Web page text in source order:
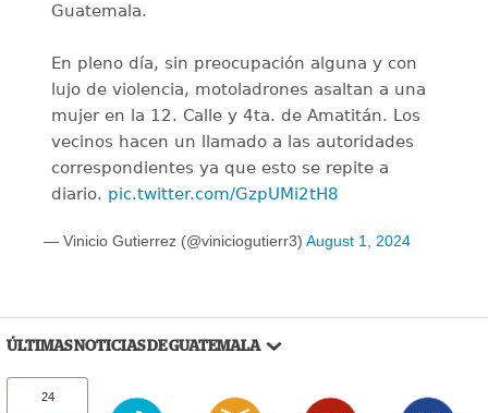
Guatemala.
En pleno día, sin preocupación alguna y con
lujo de violencia, motoladrones asaltan a una
mujer en la 12. Calle y 4ta. de Amatitán. Los
vecinos hacen un llamado a las autoridades
correspondientes ya que esto se repite a
diario. pic.twitter.com/GzpUMi2tH8
— Vinicio Gutierrez (@viniciogutierr3) August 1, 2024
ÚLTIMAS NOTICIAS DE GUATEMALA
24